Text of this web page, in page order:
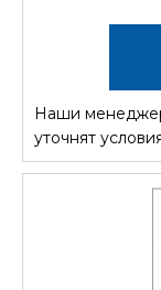
Наши
уточнят